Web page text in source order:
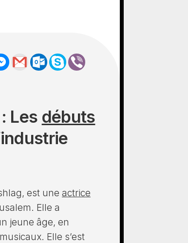
: Les débuts
est une actrice
Elle a
jeune âge, en
Elle s’est